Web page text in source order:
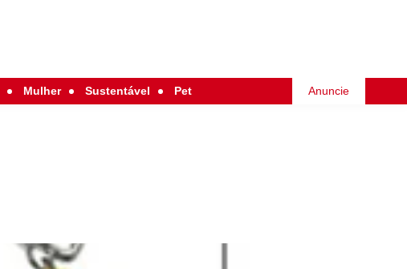
Mulher Sustentável Pet Anuncie